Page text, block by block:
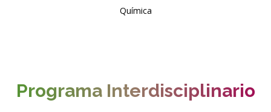
Química
Programa Interdisciplinario